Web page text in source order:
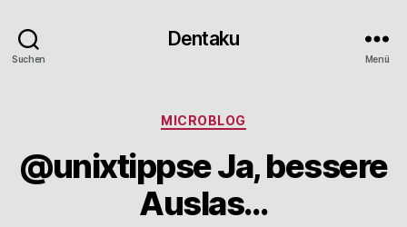
Suchen
Dentaku
Menü
Kategorien
MICROBLOG
@unixtippse Ja, bessere
Auslas…